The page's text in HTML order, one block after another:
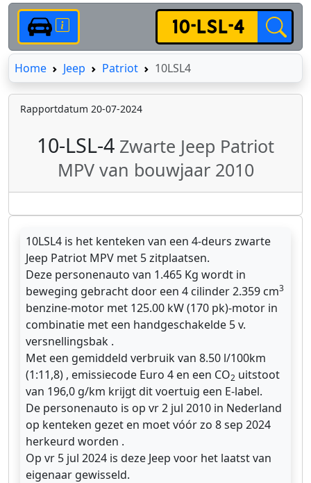
HomeHome
Jeep Patriot 10LSL4
Rapportdatum 20-07-2024
10-LSL-4 Zwarte Jeep Patriot
MPV van bouwjaar 2010
10LSL4 is het kenteken van een 4-deurs zwarte
Jeep Patriot MPV met 5 zitplaatsen.
Deze personenauto van 1.465 Kg wordt in
beweging gebracht door een 4 cilinder 2.359 cm3
benzine-motor met 125.00 kW (170 pk)-motor in
combinatie met een handgeschakelde 5 v.
versnellingsbak .
Met een gemiddeld verbruik van 8.50 l/100km
(1:11,8) , emissiecode Euro 4 en een CO2 uitstoot
van 196,0 g/km krijgt dit voertuig een E-label.
De personenauto is op vr 2 jul 2010 in Nederland
op kenteken gezet en moet vóór zo 8 sep 2024
herkeurd worden .
Op vr 5 jul 2024 is deze Jeep voor het laatst van
eigenaar gewisseld.